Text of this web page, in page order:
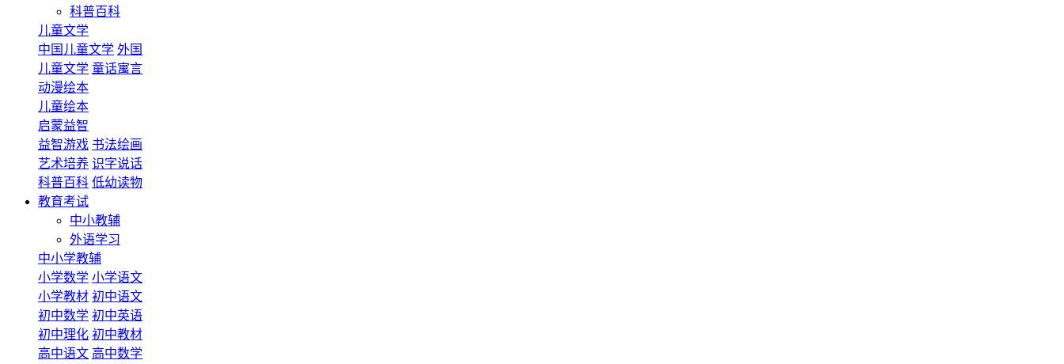
科普百科
儿童文学
中国儿童文学 外国
儿童文学 童话寓言
动漫绘本
儿童绘本
启蒙益智
益智游戏 书法绘画
艺术培养 识字说话
科普百科 低幼读物
教育考试
中小教辅
外语学习
中小学教辅
小学数学 小学语文
小学教材 初中语文
初中数学 初中英语
初中理化 初中教材
高中语文 高中数学